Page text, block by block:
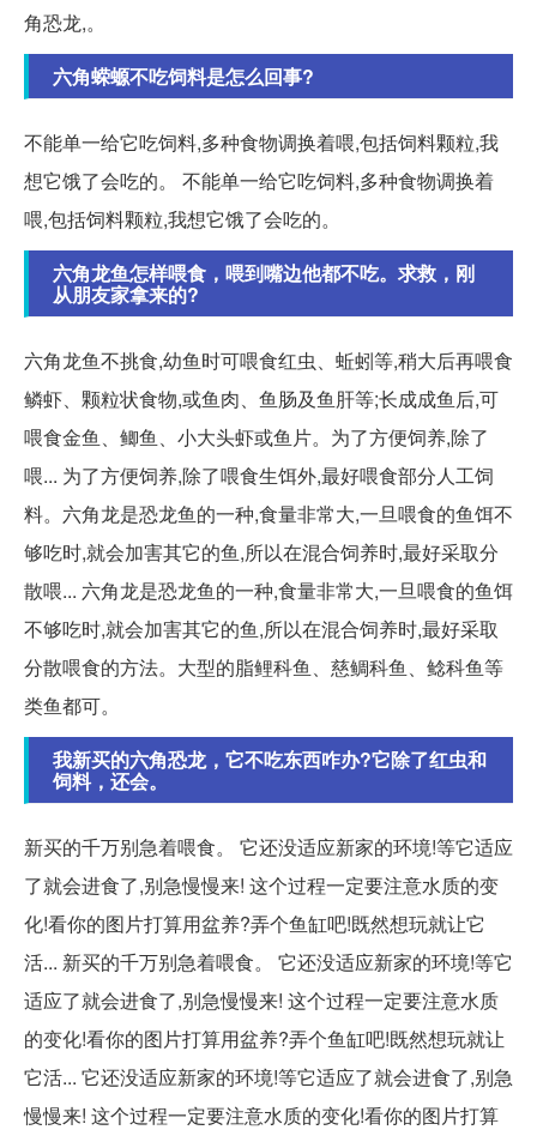
角恐龙,。
六角蝾螈不吃饲料是怎么回事?
不能单一给它吃饲料,多种食物调换着喂,包括饲料颗粒,我
想它饿了会吃的。 不能单一给它吃饲料,多种食物调换着
喂,包括饲料颗粒,我想它饿了会吃的。
六角龙鱼怎样喂食，喂到嘴边他都不吃。求救，刚
从朋友家拿来的?
六角龙鱼不挑食,幼鱼时可喂食红虫、蚯蚓等,稍大后再喂食
鳞虾、颗粒状食物,或鱼肉、鱼肠及鱼肝等;长成成鱼后,可
喂食金鱼、鲫鱼、小大头虾或鱼片。为了方便饲养,除了
喂... 为了方便饲养,除了喂食生饵外,最好喂食部分人工饲
料。六角龙是恐龙鱼的一种,食量非常大,一旦喂食的鱼饵不
够吃时,就会加害其它的鱼,所以在混合饲养时,最好采取分
散喂... 六角龙是恐龙鱼的一种,食量非常大,一旦喂食的鱼饵
不够吃时,就会加害其它的鱼,所以在混合饲养时,最好采取
分散喂食的方法。大型的脂鲤科鱼、慈鲷科鱼、鲶科鱼等
类鱼都可。
我新买的六角恐龙，它不吃东西咋办?它除了红虫和
饲料，还会。
新买的千万别急着喂食。 它还没适应新家的环境!等它适应
了就会进食了,别急慢慢来! 这个过程一定要注意水质的变
化!看你的图片打算用盆养?弄个鱼缸吧!既然想玩就让它
活... 新买的千万别急着喂食。 它还没适应新家的环境!等它
适应了就会进食了,别急慢慢来! 这个过程一定要注意水质
的变化!看你的图片打算用盆养?弄个鱼缸吧!既然想玩就让
它活... 它还没适应新家的环境!等它适应了就会进食了,别急
慢慢来! 这个过程一定要注意水质的变化!看你的图片打算